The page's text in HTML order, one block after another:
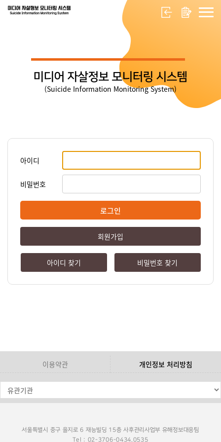
미디어 자살정보 모니터링 시스템
(Suicide Information Monitoring System)
아이디
비밀번호
로그인
회원가입
아이디 찾기 비밀번호 찾기
이용약관 개인정보 처리방침
서울특별시 중구 을지로 6 재능빌딩 15층 사후관리사업부 유해정보대응팀
Tel : 02-3706-0434,0535